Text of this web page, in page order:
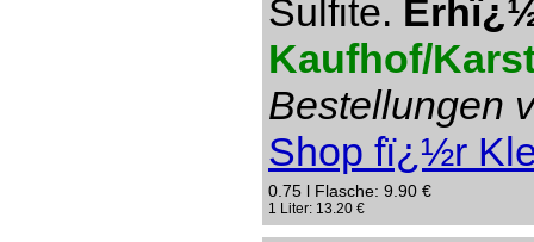
Sulfite.
Kaufhof/
Bestellungen
Shop fï¿½r
0.75 l Flasche: 9.90 €
1 Liter: 13.20 €